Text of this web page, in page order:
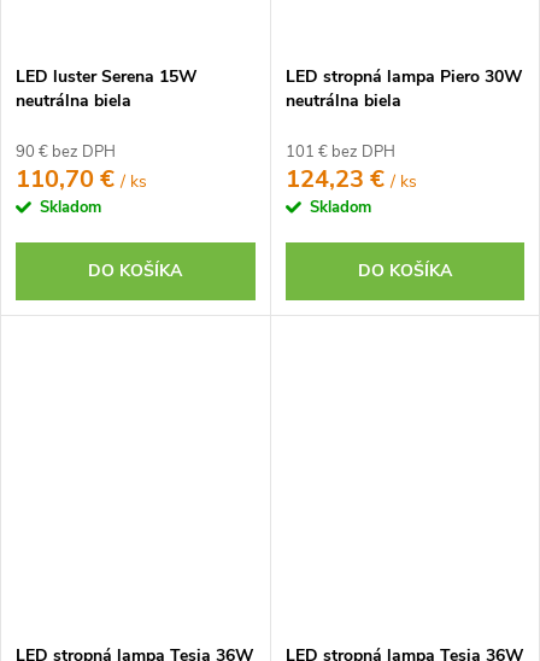
LED luster Serena 15W
neutrálna biela
90 € bez DPH
110,70 €/ ks
Skladom
DO KOŠÍKA
LED stropná lampa Piero 30W
neutrálna biela
101 € bez DPH
124,23 €/ ks
Skladom
DO KOŠÍKA
LED stropná lampa Tesia 36W LED stropná lampa Tesia 36W